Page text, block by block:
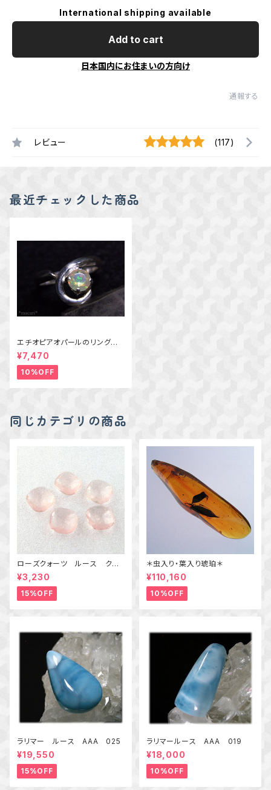
International shipping available
Add to cart
日本国内にお住まいの方向け
通報する
レビュー (117)
最近チェックした商品
エチオピアオパールのリング
約11号
¥7,470
10%OFF
同じカテゴリの商品
ローズクォーツ ルース クッ
ションカット １個
¥3,230
15%OFF
＊虫入り・葉入り琥珀＊
¥110,160
10%OFF
ラリマー ルース AAA 025
¥19,550
15%OFF
ラリマールース AAA 019
¥18,000
10%OFF